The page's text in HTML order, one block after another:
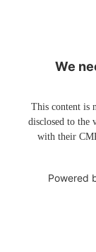
We
This content is
disclosed to the
with their
Powered